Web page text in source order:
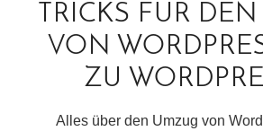
TRICKS FÜR
VON
ZU
Alles über den Umzug von